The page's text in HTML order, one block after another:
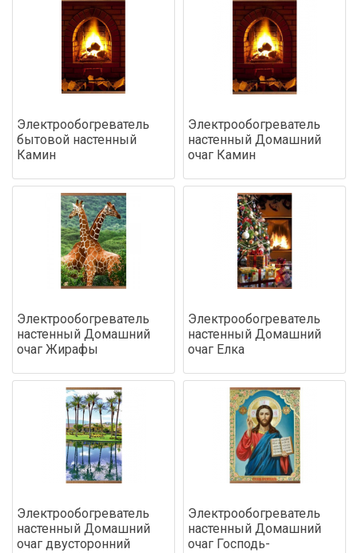
Электрообогреватель
бытовой настенный
Камин
Электрообогреватель
настенный Домашний
очаг Камин
Электрообогреватель
настенный Домашний
очаг Жирафы
Электрообогреватель
настенный Домашний
очаг Елка
Электрообогреватель
настенный Домашний
очаг двусторонний
Электрообогреватель
настенный Домашний
очаг Господь-